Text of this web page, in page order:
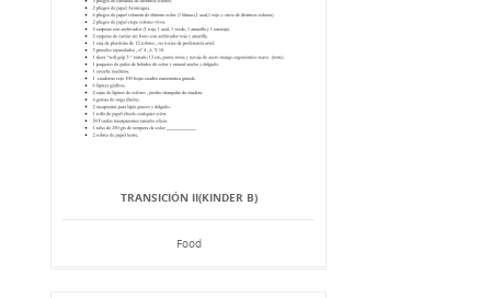
TRANSICIÓN II(KINDER B)
Food